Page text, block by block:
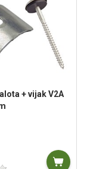
+ vijak V2A